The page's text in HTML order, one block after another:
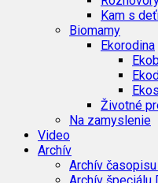
Kam s
Biomamy
Ekorodina
Životné
Na zamyslenie
Video
Archív
Archív